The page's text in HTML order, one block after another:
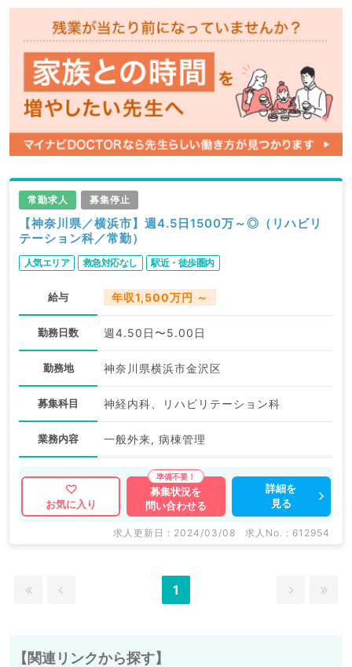
常勤求人 募集停止
【神奈川県／横浜市】週4.5日1500万～◎（リハビリ
テーション科／常勤）
人気エリア 救急対応なし 駅近・徒歩圏内
給与 年収1,500万円 ～
勤務日数 週4.50日〜5.00日
勤務地 神奈川県横浜市金沢区
募集科目 神経内科、リハビリテーション科
業務内容 一般外来, 病棟管理
お気に入り
募集状況を
問い合わせる
詳細を
見る
求人更新日 : 2024/03/08 求人No. : 612954
1
【関連リンクから探す】